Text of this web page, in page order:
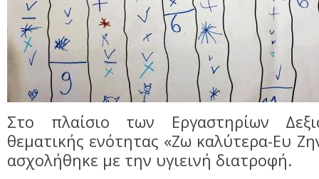
Στο πλαίσιο των Εργαστηρίων
θεματικής ενότητας «Ζω καλύτερα-Ευ
ασχολήθηκε με την υγιεινή διατροφή.